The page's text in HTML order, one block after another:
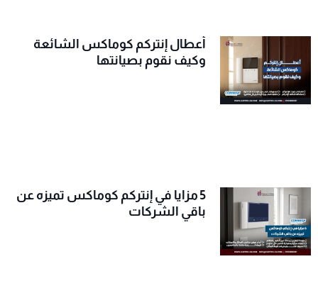
أعطال إنتركم كوماكس الشائعة
وكيف نقوم بصيانتها
5 مزايا في إنتركم كوماكس تميزه عن
باقي الشركات